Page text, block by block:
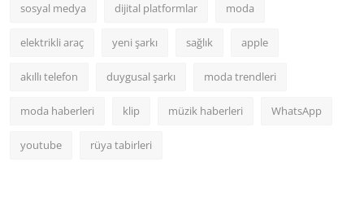
sosyal medya dijital platformlar moda
elektrikli araç yeni şarkı sağlık apple
akıllı telefon duygusal şarkı moda trendleri
moda haberleri klip müzik haberleri WhatsApp
youtube rüya tabirleri